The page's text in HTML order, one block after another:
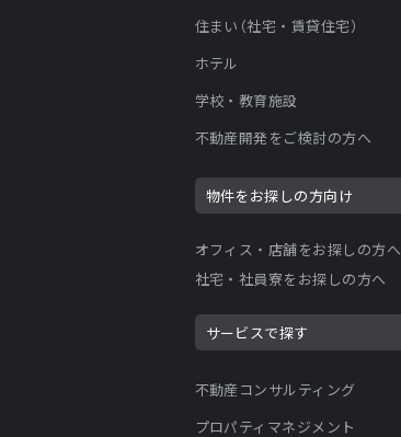
住まい（社宅・賃貸住宅）
ホテル
学校・教育施設
不動産開発をご検討の方へ
物件をお探しの方向け
オフィス・店舗をお探しの方へ
社宅・社員寮をお探しの方へ
サービスで探す
不動産コンサルティング
プロパティマネジメント